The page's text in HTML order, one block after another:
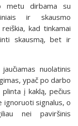
metu dirbama su
ir skausmo
kad tinkamai
skausmą, bet ir
nuolatinis
ypač po darbo
į kaklą, pečius
ignoruoti signalus, o
nei paviršinis